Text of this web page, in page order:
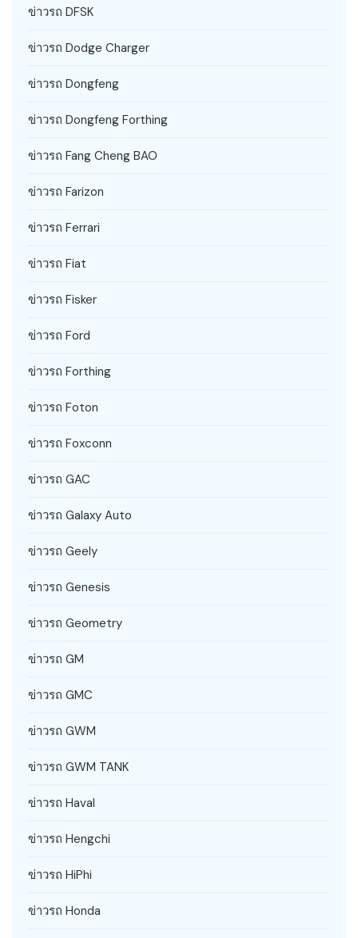
ข่าวรถ DFSK
ข่าวรถ Dodge Charger
ข่าวรถ Dongfeng
ข่าวรถ Dongfeng Forthing
ข่าวรถ Fang Cheng BAO
ข่าวรถ Farizon
ข่าวรถ Ferrari
ข่าวรถ Fiat
ข่าวรถ Fisker
ข่าวรถ Ford
ข่าวรถ Forthing
ข่าวรถ Foton
ข่าวรถ Foxconn
ข่าวรถ GAC
ข่าวรถ Galaxy Auto
ข่าวรถ Geely
ข่าวรถ Genesis
ข่าวรถ Geometry
ข่าวรถ GM
ข่าวรถ GMC
ข่าวรถ GWM
ข่าวรถ GWM TANK
ข่าวรถ Haval
ข่าวรถ Hengchi
ข่าวรถ HiPhi
ข่าวรถ Honda